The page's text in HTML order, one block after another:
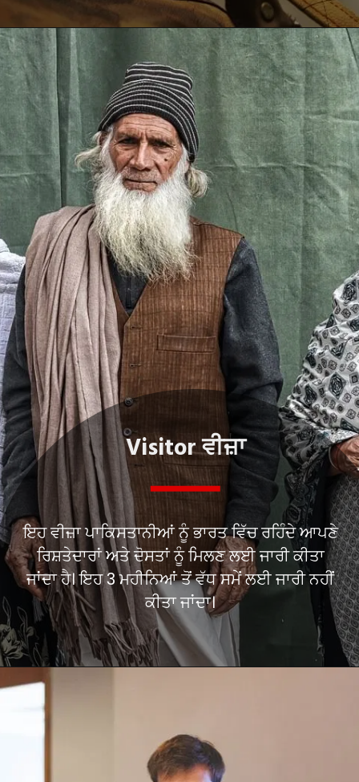
ਇਹ ਵੀਜ਼ਾ ਪਾਕਿਸਤਾਨੀਆਂ ਨੂੰ ਭਾਰਤ ਵਿੱਚ ਰਹਿੰਦੇ ਆਪਣੇ
ਰਿਸ਼ਤੇਦਾਰਾਂ ਅਤੇ ਦੋਸਤਾਂ ਨੂੰ ਮਿਲਣ ਲਈ ਜਾਰੀ ਕੀਤਾ
ਜਾਂਦਾ ਹੈ। ਇਹ 3 ਮਹੀਨਿਆਂ ਤੋਂ ਵੱਧ ਸਮੇਂ ਲਈ ਜਾਰੀ ਨਹੀਂ
ਕੀਤਾ ਜਾਂਦਾ।
Visitor ਵੀਜ਼ਾ